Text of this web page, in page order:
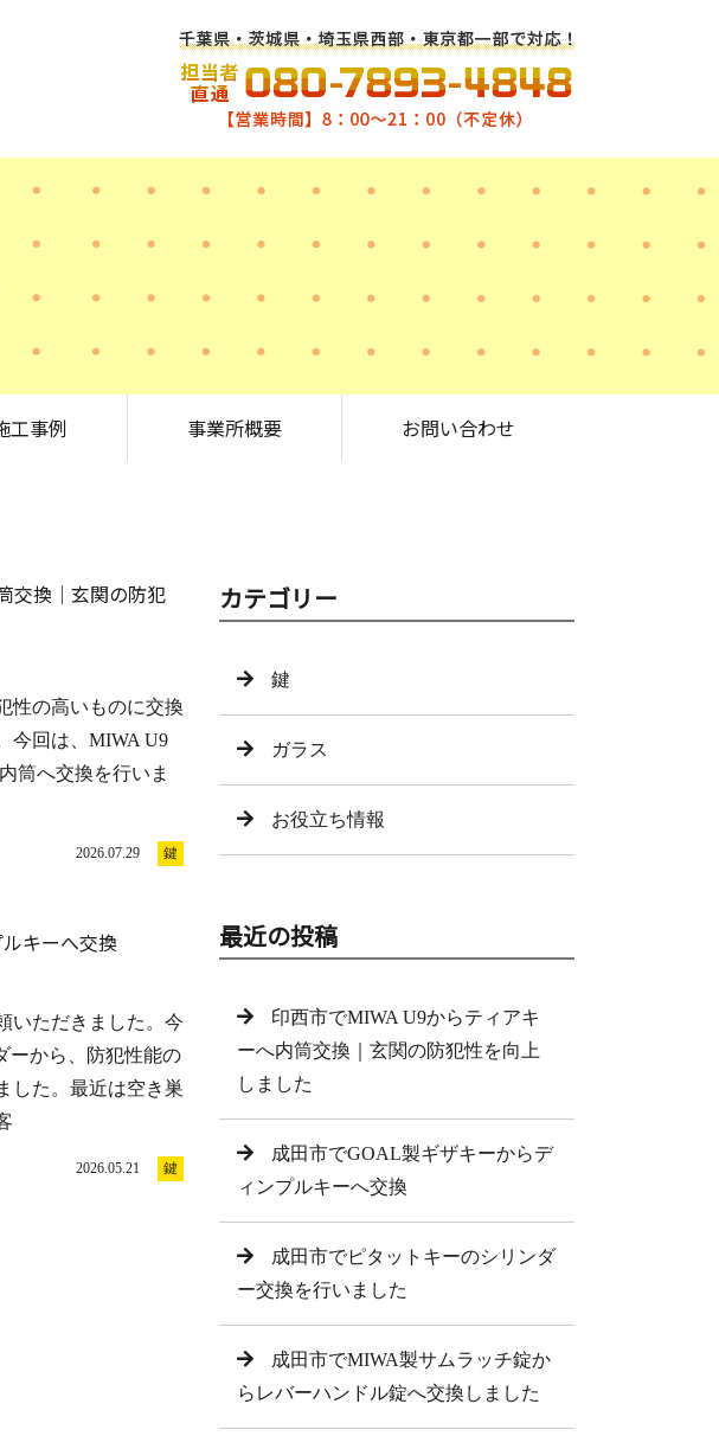
工事例 事業所概要 お問い合わせ
交換｜玄関の防犯
性の高いものに交換
今回は、MIWA U9
筒へ交換を行いま
2026.07.29 鍵
キーへ交換
いただきました。今
ーから、防犯性能の
した。最近は空き巣
2026.05.21 鍵
カテゴリー
鍵
ガラス
お役立ち情報
最近の投稿
印西市でMIWA U9からティアキ
ーへ内筒交換｜玄関の防犯性を向上
しました
成田市でGOAL製ギザキーからデ
ィンプルキーへ交換
成田市でピタットキーのシリンダ
ー交換を行いました
成田市でMIWA製サムラッチ錠か
らレバーハンドル錠へ交換しました